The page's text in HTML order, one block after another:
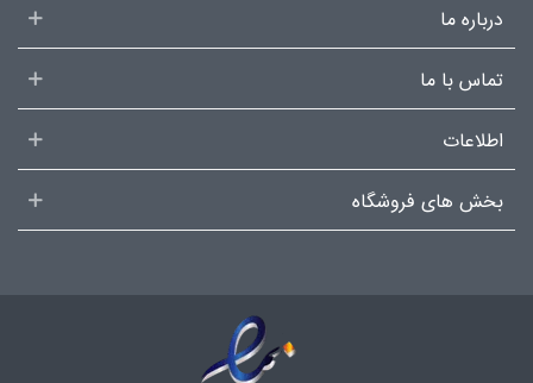
درباره ما
تماس با ما
اطلاعات
بخش های فروشگاه